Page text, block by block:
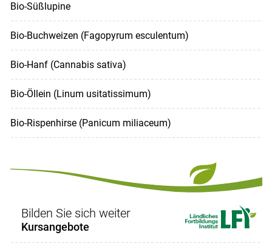
Bio-Süßlupine
Bio-Buchweizen (Fagopyrum esculentum)
Bio-Hanf (Cannabis sativa)
Bio-Öllein (Linum usitatissimum)
Bio-Rispenhirse (Panicum miliaceum)
Bilden Sie sich weiter
Kursangebote